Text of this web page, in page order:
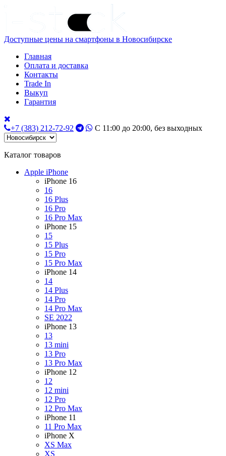
Доступные цены на смартфоны в Новосибирске
Главная
Оплата и доставка
Контакты
Trade In
Выкуп
Гарантия
+7 (383) 212-72-92 С 11:00 до 20:00, без выходных
Каталог товаров
Apple iPhone
iPhone 16
16
16 Plus
16 Pro
16 Pro Max
iPhone 15
15
15 Plus
15 Pro
15 Pro Max
iPhone 14
14
14 Plus
14 Pro
14 Pro Max
SE 2022
iPhone 13
13
13 mini
13 Pro
13 Pro Max
iPhone 12
12
12 mini
12 Pro
12 Pro Max
iPhone 11
11 Pro Max
iPhone X
XS Max
XS